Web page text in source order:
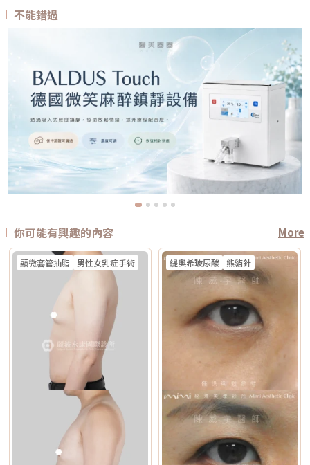
不能錯過
你可能有興趣的內容 More
顯微套管抽脂 男性女乳症手術 緹奧希玻尿酸 熊貓針